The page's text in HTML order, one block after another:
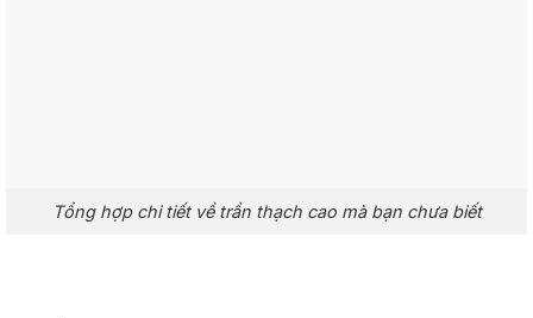
Tổng hợp chi tiết về trần thạch cao mà bạn chưa biết